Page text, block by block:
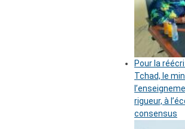
Pour la
Tchad, le
rigueur, à
consensus